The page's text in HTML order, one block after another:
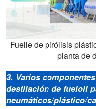
Fuelle de pirólisis
planta de
3. Varios
destilación de fueloil
neumáticos/plástico/